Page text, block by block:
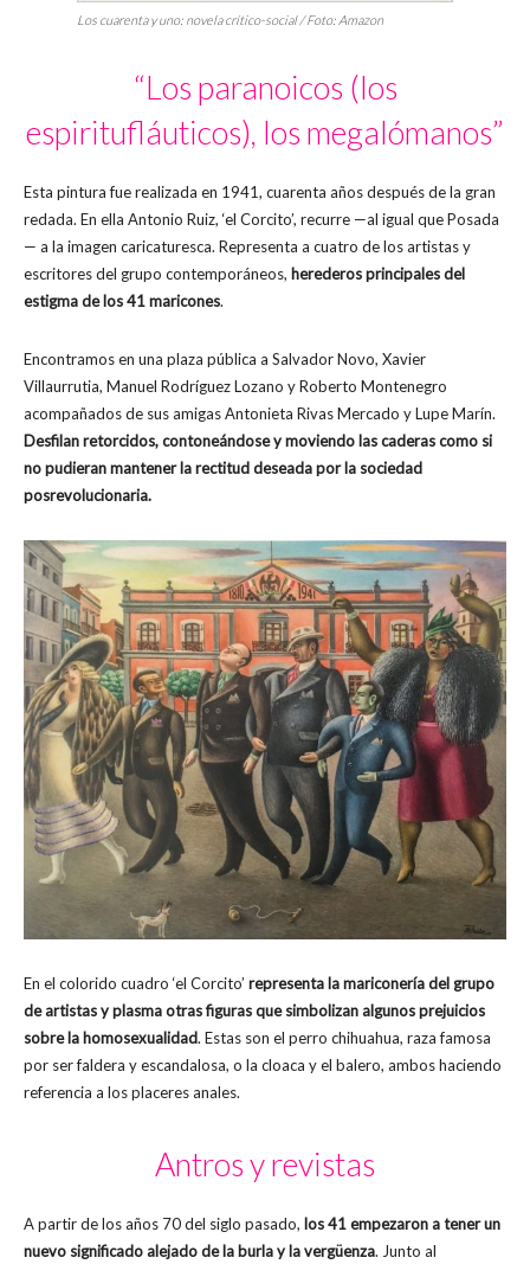
Los cuarenta y uno: novela crítico-social/ Foto: Amazon
“Los paranoicos (los
espiritufláuticos), los megalómanos”
Esta pintura fue realizada en 1941, cuarenta años después de la gran
redada. En ella Antonio Ruiz, ‘el Corcito’, recurre —al igual que Posada
— a la imagen caricaturesca. Representa a cuatro de los artistas y
escritores del grupo contemporáneos, herederos principales del
estigma de los 41 maricones.
Encontramos en una plaza pública a Salvador Novo, Xavier
Villaurrutia, Manuel Rodríguez Lozano y Roberto Montenegro
acompañados de sus amigas Antonieta Rivas Mercado y Lupe Marín.
Desfilan retorcidos, contoneándose y moviendo las caderas como si
no pudieran mantener la rectitud deseada por la sociedad
posrevolucionaria.
En el colorido cuadro ‘el Corcito’ representa la mariconería del grupo
de artistas y plasma otras figuras que simbolizan algunos prejuicios
sobre la homosexualidad. Estas son el perro chihuahua, raza famosa
por ser faldera y escandalosa, o la cloaca y el balero, ambos haciendo
referencia a los placeres anales.
Antros y revistas
A partir de los años 70 del siglo pasado, los 41 empezaron a tener un
nuevo significado alejado de la burla y la vergüenza. Junto al